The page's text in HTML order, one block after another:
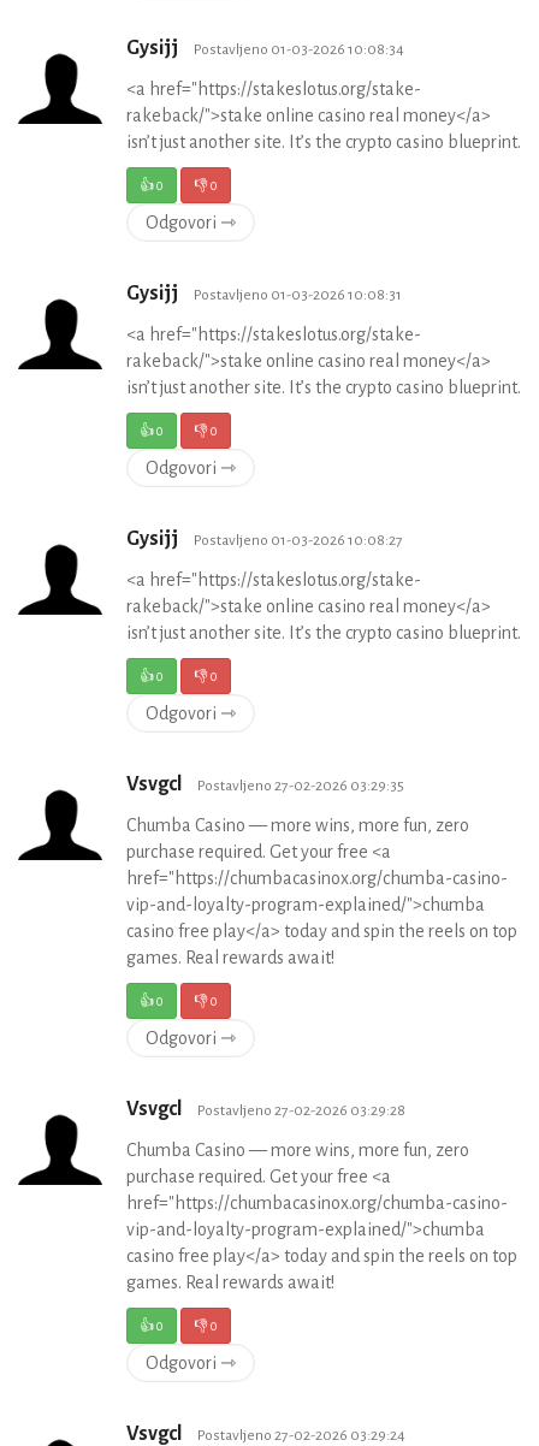
Gysijj Postavljeno 01-03-2026 10:08:34
<a href="https://stakeslotus.org/stake-
rakeback/">stake online casino real money</a>
isn’t just another site. It’s the crypto casino blueprint.
👍0 👎0
Odgovori ⇾
Gysijj Postavljeno 01-03-2026 10:08:31
<a href="https://stakeslotus.org/stake-
rakeback/">stake online casino real money</a>
isn’t just another site. It’s the crypto casino blueprint.
👍0 👎0
Odgovori ⇾
Gysijj Postavljeno 01-03-2026 10:08:27
<a href="https://stakeslotus.org/stake-
rakeback/">stake online casino real money</a>
isn’t just another site. It’s the crypto casino blueprint.
👍0 👎0
Odgovori ⇾
Vsvgcl Postavljeno 27-02-2026 03:29:35
Chumba Casino — more wins, more fun, zero
purchase required. Get your free <a
href="https://chumbacasinox.org/chumba-casino-
vip-and-loyalty-program-explained/">chumba
casino free play</a> today and spin the reels on top
games. Real rewards await!
👍0 👎0
Odgovori ⇾
Vsvgcl Postavljeno 27-02-2026 03:29:28
Chumba Casino — more wins, more fun, zero
purchase required. Get your free <a
href="https://chumbacasinox.org/chumba-casino-
vip-and-loyalty-program-explained/">chumba
casino free play</a> today and spin the reels on top
games. Real rewards await!
👍0 👎0
Odgovori ⇾
Vsvgcl Postavljeno 27-02-2026 03:29:24